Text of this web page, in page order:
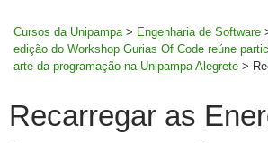
Cursos da Unipampa > Engenharia de Software
edição do Workshop Gurias Of Code reúne
arte da programação na Unipampa Alegrete >
Recarregar as